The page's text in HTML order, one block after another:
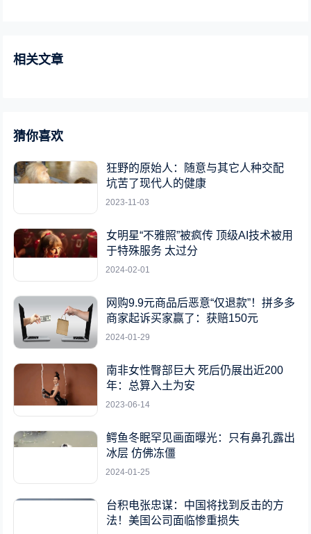
相关文章
猜你喜欢
狂野的原始人：随意与其它人种交配
坑苦了现代人的健康
2023-11-03
女明星“不雅照”被疯传 顶级AI技术被用
于特殊服务 太过分
2024-02-01
网购9.9元商品后恶意“仅退款”！拼多多
商家起诉买家赢了：获赔150元
2024-01-29
南非女性臀部巨大 死后仍展出近200
年：总算入土为安
2023-06-14
鳄鱼冬眠罕见画面曝光：只有鼻孔露出
冰层 仿佛冻僵
2024-01-25
台积电张忠谋：中国将找到反击的方
法！美国公司面临惨重损失